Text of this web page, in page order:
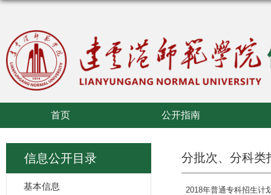
首页 公开指南
信息公开目录
基本信息
分批次、分科类
2018年普通专科招生计